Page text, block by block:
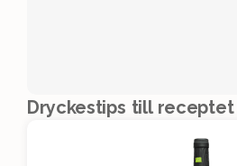
Dryckestips till receptet